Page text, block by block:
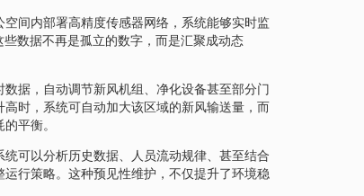
间内部署高精度传感器网络，系统能够实时监
数据不再是孤立的数字，而是汇聚成动态
据，自动调节新风机组、净化设备甚至部分门
时，系统可自动加大该区域的新风输送量，而
平衡。
可以分析历史数据、人员流动规律、甚至结合
行策略。这种预见性维护，不仅提升了环境稳